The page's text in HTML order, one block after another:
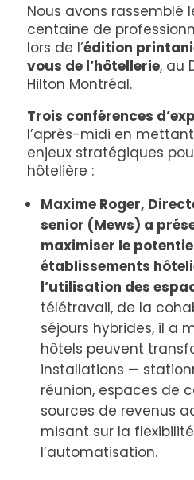
Nous avons rassemblé
centaine de
lors de l’édition
vous de l’hôtellerie, au
Hilton Montréal.
Trois conférences
l’après-midi en
enjeux stratégiques
hôtelière :
Maxime Roger,
senior (Mews) a
maximiser le
établissements
l’utilisation des
télétravail, de la
séjours hybrides, il a
hôtels peuvent
installations —
réunion, espaces de
sources de revenus
misant sur la
l’automatisation.